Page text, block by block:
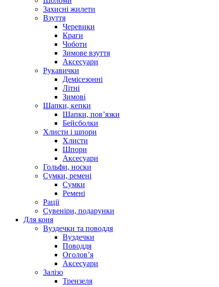
Захисні жилети
Взуття
Черевики
Краги
Чоботи
Зимове взуття
Аксесуари
Рукавички
Демісезонні
Літні
Зимові
Шапки, кепки
Шапки, пов’язки
Бейсболки
Хлисти і шпори
Хлисти
Шпори
Аксесуари
Гольфи, носки
Сумки, ремені
Сумки
Ремені
Рації
Сувеніри, подарунки
Для коня
Вуздечки та поводдя
Вуздечки
Поводдя
Оголов’я
Аксесуари
Залізо
Трензеля